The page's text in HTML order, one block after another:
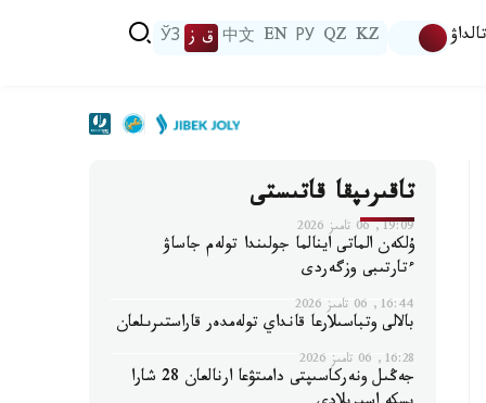
تالداۋ KZ
QZ
РУ
EN
中文 ق ز ЎЗ
تاقىرىپقا قاتىستى
19:09, 06 تامىز 2026
ۇلكەن الماتى اينالما جولىندا تولەم جاساۋ
ءتارتىبى وزگەردى
16:44, 06 تامىز 2026
بالالى وتباسىلارعا قانداي تولەمدەر قاراستىرىلعان
16:28, 06 تامىز 2026
جەڭىل ونەركاسىپتى دامىتۋعا ارنالعان 28 شارا